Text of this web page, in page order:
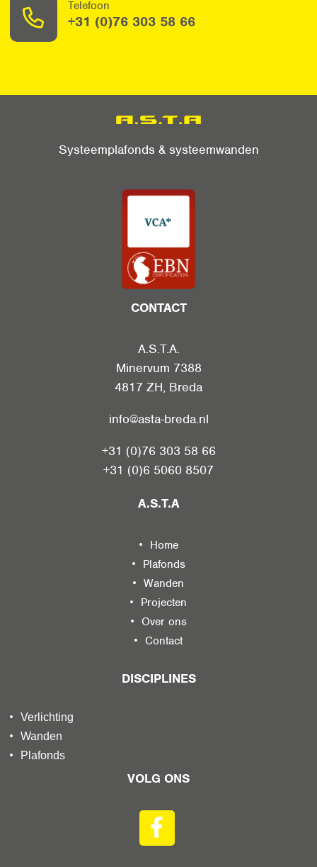
Telefoon
+31 (0)76 303 58 66
Systeemplafonds & systeemwanden
CONTACT
A.S.T.A.
Minervum 7388
4817 ZH, Breda
info@asta-breda.nl
+31 (0)76 303 58 66
+31 (0)6 5060 8507
A.S.T.A
Home
Plafonds
Wanden
Projecten
Over ons
Contact
DISCIPLINES
Verlichting
Wanden
Plafonds
VOLG ONS